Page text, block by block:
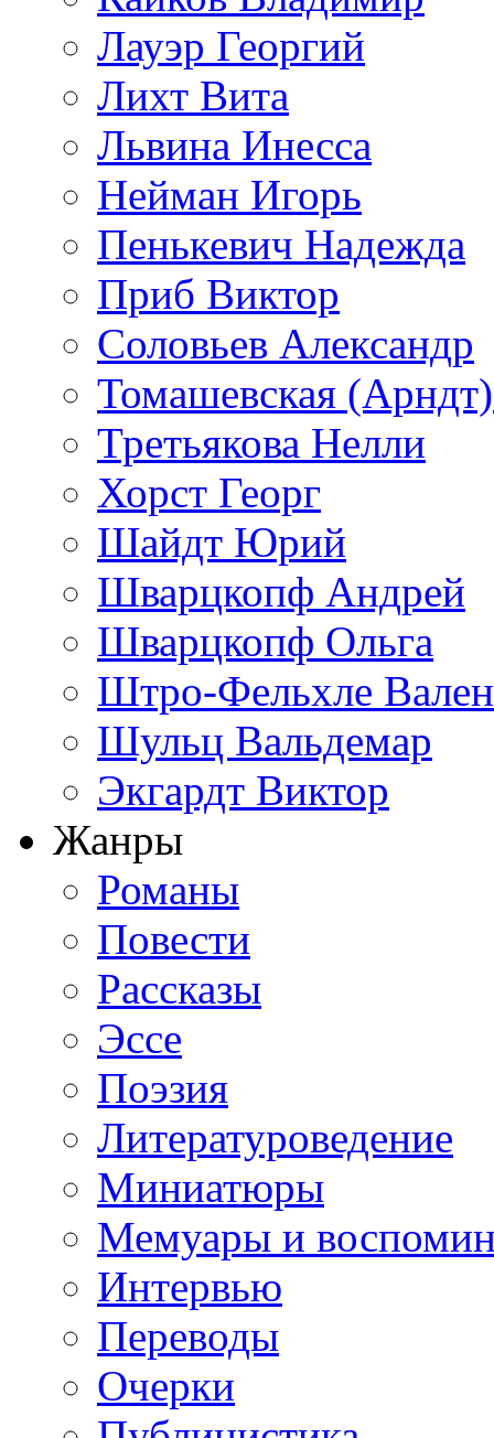
Лауэр Георгий
Лихт Вита
Львина Инесса
Нейман Игорь
Пенькевич Надежда
Приб Виктор
Соловьев Александр
Томашевская
Третьякова Нелли
Хорст Георг
Шайдт Юрий
Шварцкопф Андрей
Шварцкопф Ольга
Штро-Фельхле
Шульц Вальдемар
Экгардт Виктор
Жанры
Романы
Повести
Рассказы
Эссе
Поэзия
Литературоведение
Миниатюры
Мемуары и
Интервью
Переводы
Очерки